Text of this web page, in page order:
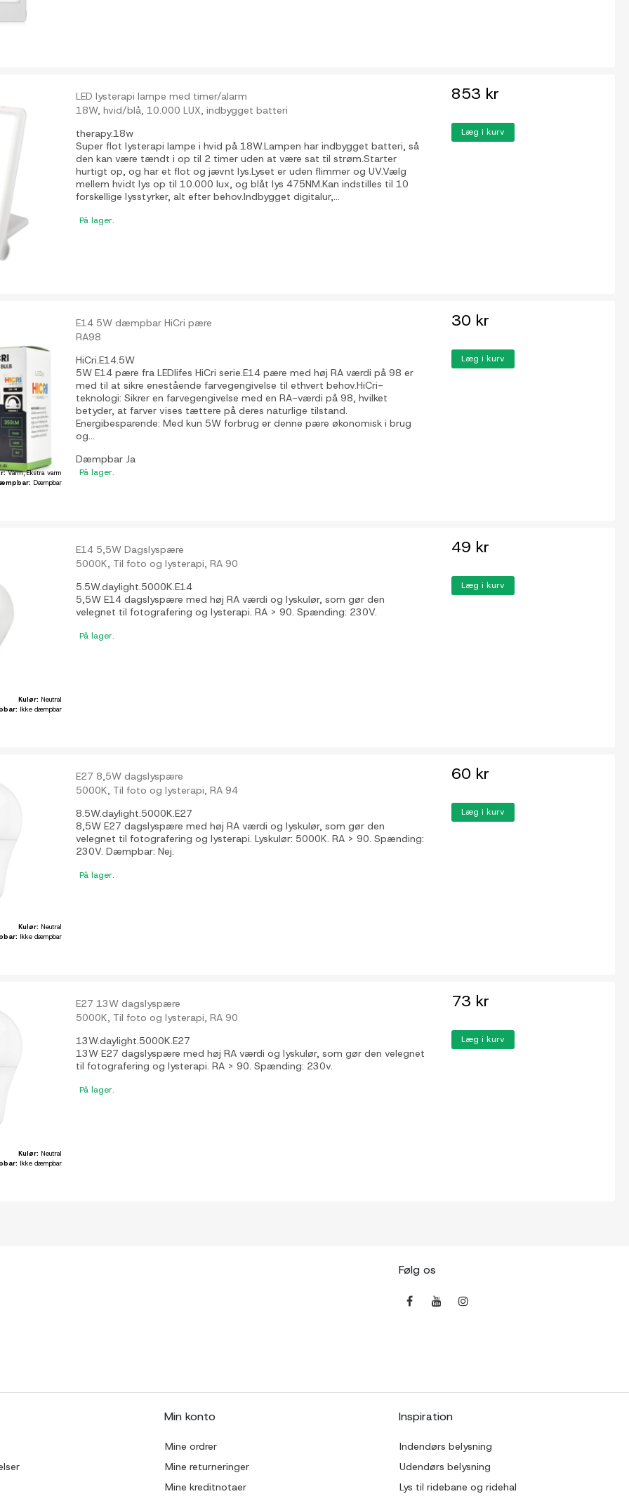
LED lysterapi lampe med timer/alarm
18W, hvid/blå, 10.000 LUX, indbygget batteri
therapy.18w
Super flot lysterapi lampe i hvid på 18W.Lampen har indbygget batteri, så
den kan være tændt i op til 2 timer uden at være sat til strøm.Starter
hurtigt op, og har et flot og jævnt lys.Lyset er uden flimmer og UV.Vælg
mellem hvidt lys op til 10.000 lux, og blåt lys 475NM.Kan indstilles til 10
forskellige lysstyrker, alt efter behov.Indbygget digitalur,...
På lager.
853 kr
Læg i kurv
Varm, Ekstra varm
Dæmpbar
E14 5W dæmpbar HiCri pære
RA98
HiCri.E14.5W
5W E14 pære fra LEDlifes HiCri serie.E14 pære med høj RA værdi på 98 er
med til at sikre enestående farvegengivelse til ethvert behov.HiCri-
teknologi: Sikrer en farvegengivelse med en RA-værdi på 98, hvilket
betyder, at farver vises tættere på deres naturlige tilstand.
Energibesparende: Med kun 5W forbrug er denne pære økonomisk i brug
og...
DæmpbarJa
På lager.
30 kr
Læg i kurv
Kulør: Neutral
Ikke dæmpbar
E14 5,5W Dagslyspære
5000K, Til foto og lysterapi, RA 90
5.5W.daylight.5000K.E14
5,5W E14 dagslyspære med høj RA værdi og lyskulør, som gør den
velegnet til fotografering og lysterapi. RA > 90. Spænding: 230V.
På lager.
49 kr
Læg i kurv
Kulør: Neutral
Ikke dæmpbar
E27 8,5W dagslyspære
5000K, Til foto og lysterapi, RA 94
8.5W.daylight.5000K.E27
8,5W E27 dagslyspære med høj RA værdi og lyskulør, som gør den
velegnet til fotografering og lysterapi. Lyskulør: 5000K. RA > 90. Spænding:
230V. Dæmpbar: Nej.
På lager.
60 kr
Læg i kurv
Kulør: Neutral
Ikke dæmpbar
E27 13W dagslyspære
5000K, Til foto og lysterapi, RA 90
13W.daylight.5000K.E27
13W E27 dagslyspære med høj RA værdi og lyskulør, som gør den velegnet
til fotografering og lysterapi. RA > 90. Spænding: 230v.
På lager.
73 kr
Læg i kurv
Følg os
Min konto
Mine ordrer
Mine returneringer
Mine kreditnotaer
Inspiration
Indendørs belysning
Udendørs belysning
Lys til ridebane og ridehal